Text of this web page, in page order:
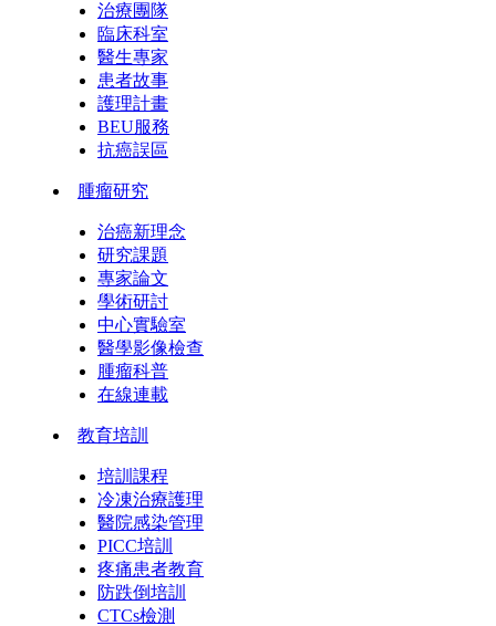
治療團隊
臨床科室
醫生專家
患者故事
護理計畫
BEU服務
抗癌誤區
腫瘤研究
治癌新理念
研究課題
專家論文
學術研討
中心實驗室
醫學影像檢查
腫瘤科普
在線連載
教育培訓
培訓課程
冷凍治療護理
醫院感染管理
PICC培訓
疼痛患者教育
防跌倒培訓
CTCs檢測